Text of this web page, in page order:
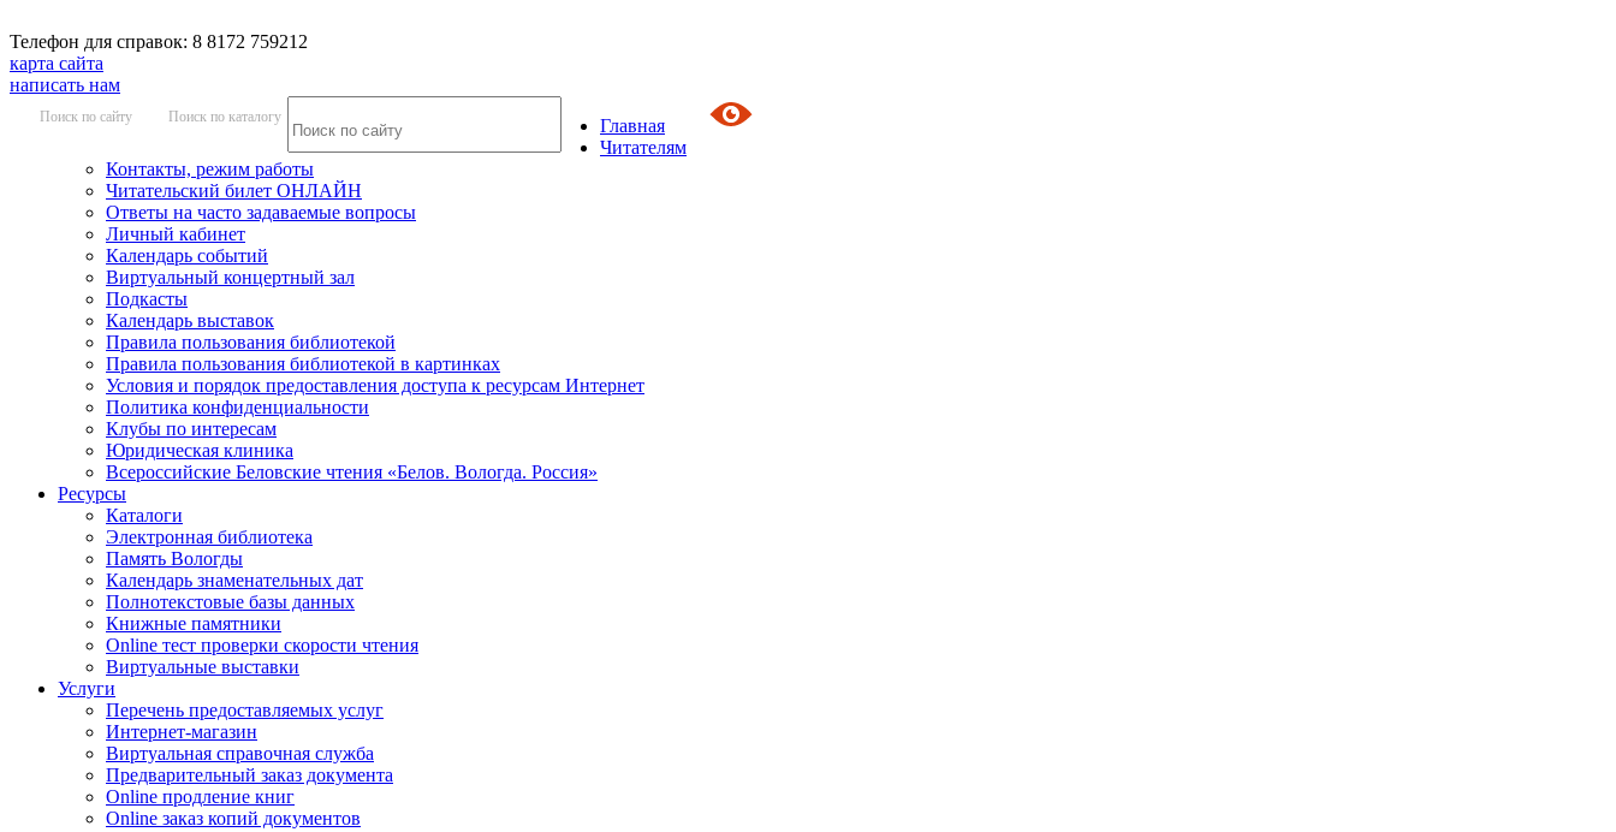
Телефон для справок: 8 8172 759212
карта сайта
написать нам
Поиск по сайту Поиск по каталогу
Главная
Читателям
Контакты, режим работы
Читательский билет ОНЛАЙН
Ответы на часто задаваемые вопросы
Личный кабинет
Календарь событий
Виртуальный концертный зал
Подкасты
Календарь выставок
Правила пользования библиотекой
Правила пользования библиотекой в картинках
Условия и порядок предоставления доступа к ресурсам Интернет
Политика конфиденциальности
Клубы по интересам
Юридическая клиника
Всероссийские Беловские чтения «Белов. Вологда. Россия»
Ресурсы
Каталоги
Электронная библиотека
Память Вологды
Календарь знаменательных дат
Полнотекстовые базы данных
Книжные памятники
Online тест проверки скорости чтения
Виртуальные выставки
Услуги
Перечень предоставляемых услуг
Интернет-магазин
Виртуальная справочная служба
Предварительный заказ документа
Online продление книг
Online заказ копий документов